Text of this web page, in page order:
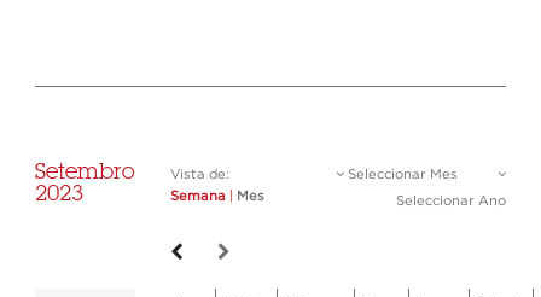
Setembro
2023
Vista de:
Semana
Mes
Seleccionar Mes
Seleccionar Ano